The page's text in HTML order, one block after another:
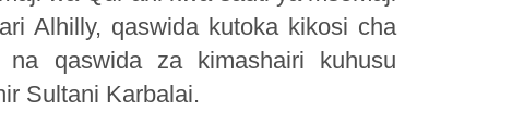
Alhilly, qaswida kutoka kikosi cha
na qaswida za kimashairi kuhusu
Sultani Karbalai.